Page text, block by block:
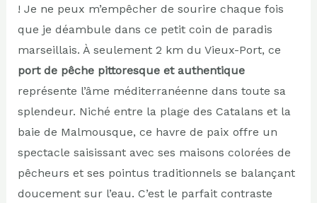
! Je ne peux m’empêcher de sourire chaque fois
que je déambule dans ce petit coin de paradis
marseillais. À seulement 2 km du Vieux-Port, ce
port de pêche pittoresque et authentique
représente l’âme méditerranéenne dans toute sa
splendeur. Niché entre la plage des Catalans et la
baie de Malmousque, ce havre de paix offre un
spectacle saisissant avec ses maisons colorées de
pêcheurs et ses pointus traditionnels se balançant
doucement sur l’eau. C’est le parfait contraste